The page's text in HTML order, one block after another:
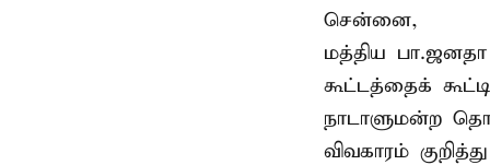
சென்னை,
மத்திய
கூட்டத்தைக்
நாடாளுமன்ற
விவகாரம்